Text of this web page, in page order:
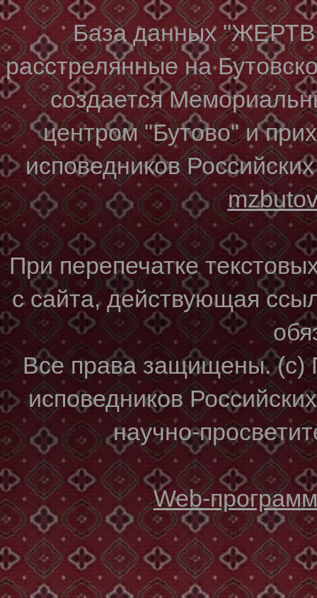
База данных
расстрелянные на
создается
центром "Бутово" и
исповедников
При перепечатке
с сайта, действующая
Все права защищены. (с)
исповедников
научно-
Web-